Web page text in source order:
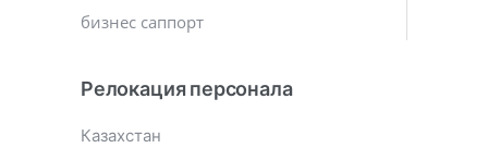
бизнес саппорт
Релокация персонала
Казахстан